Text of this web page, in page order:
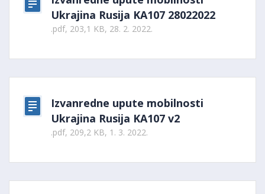
Ukrajina Rusija KA107 28022022
.pdf, 203,1 KB, 28. 2. 2022.
Izvanredne upute mobilnosti
Ukrajina Rusija KA107 v2
.pdf, 209,2 KB, 1. 3. 2022.